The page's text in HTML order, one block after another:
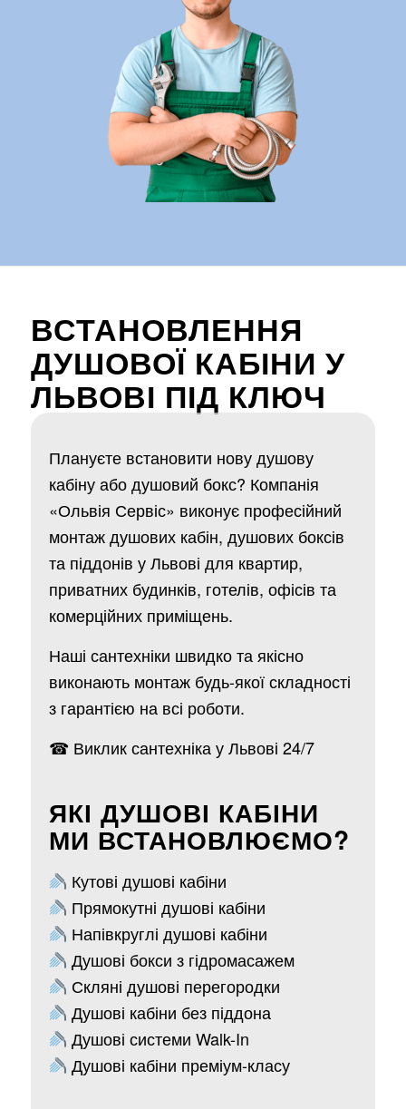
ВСТАНОВЛЕННЯ
ДУШОВОЇ КАБІНИ У
ЛЬВОВІ ПІД КЛЮЧ
Плануєте встановити нову душову
кабіну або душовий бокс? Компанія
«Ольвія Сервіс» виконує професійний
монтаж душових кабін, душових боксів
та піддонів у Львові для квартир,
приватних будинків, готелів, офісів та
комерційних приміщень.
Наші сантехніки швидко та якісно
виконають монтаж будь-якої складності
з гарантією на всі роботи.
☎ Виклик сантехніка у Львові 24/7
ЯКІ ДУШОВІ КАБІНИ
МИ ВСТАНОВЛЮЄМО?
Кутові душові кабіни
Прямокутні душові кабіни
Напівкруглі душові кабіни
Душові бокси з гідромасажем
Скляні душові перегородки
Душові кабіни без піддона
Душові системи Walk-In
Душові кабіни преміум-класу